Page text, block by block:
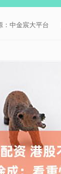
：中金宸大平台